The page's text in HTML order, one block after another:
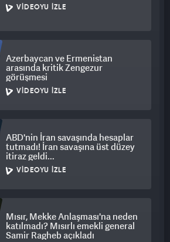
VIDEOYU İZLE
Azerbaycan ve Ermenistan
arasında kritik Zengezur
görüşmesi
VIDEOYU İZLE
ABD'nin İran savaşında hesaplar
tutmadı! İran savaşına üst düzey
itiraz geldi...
VIDEOYU İZLE
Mısır, Mekke Anlaşması'na neden
katılmadı? Mısırlı emekli general
Samir Ragheb açıkladı